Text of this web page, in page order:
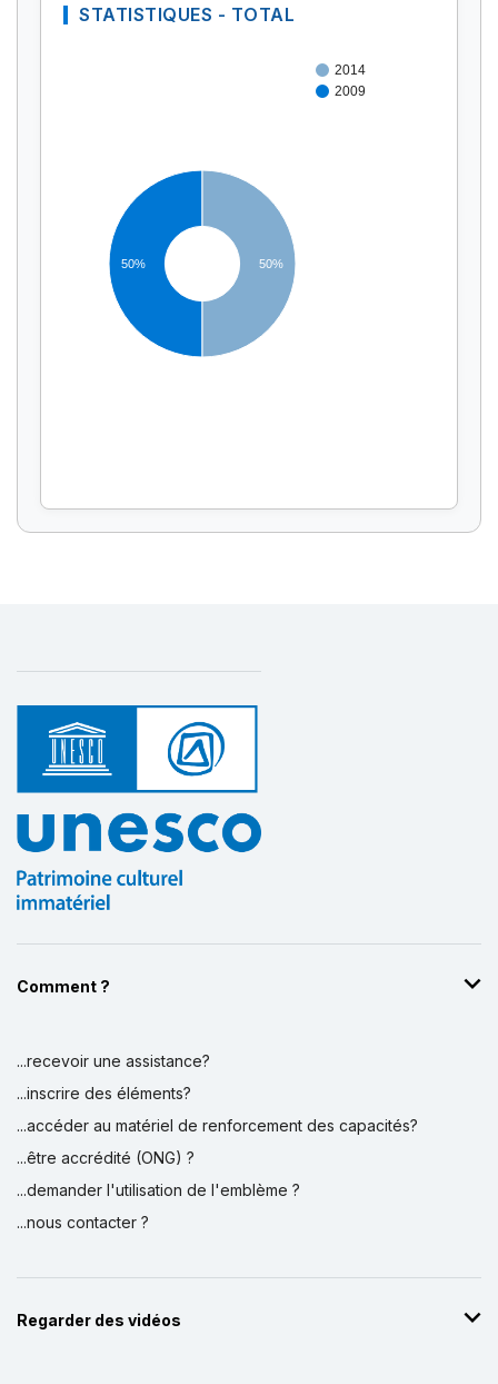
Affichage par
STATISTIQUES - TOTAL
2014
2009
50% 50%
Comment ?
...recevoir une assistance?
...inscrire des éléments?
...accéder au matériel de renforcement des capacités?
...être accrédité (ONG) ?
...demander l'utilisation de l'emblème ?
...nous contacter ?
Regarder des vidéos